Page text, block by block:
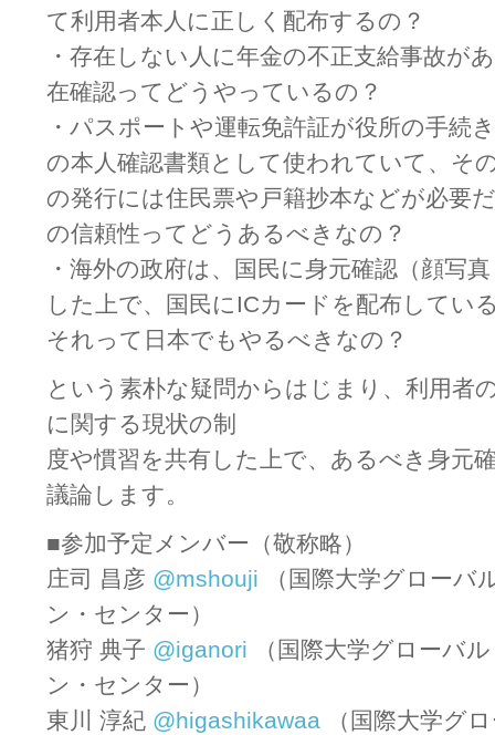
て利用者本人に正しく配布するの？
・存在しない人に年金の不正支給事故が
在確認ってどうやっているの？
・パスポートや運転免許証が役所の手続
の本人確認書類として使われていて、そ
の発行には住民票や戸籍抄本などが必要
の信頼性ってどうあるべきなの？
・海外の政府は、国民に身元確認（顔写
した上で、国民にICカードを配布してい
それって日本でもやるべきなの？
という素朴な疑問からはじまり、利用者
に関する現状の制
度や慣習を共有した上で、あるべき身元
議論します。
■参加予定メンバー（敬称略）
庄司 昌彦 @mshouji （国際大学グローバ
ン・センター）
猪狩 典子 @iganori （国際大学グローバ
ン・センター）
東川 淳紀 @higashikawaa （国際大学グ